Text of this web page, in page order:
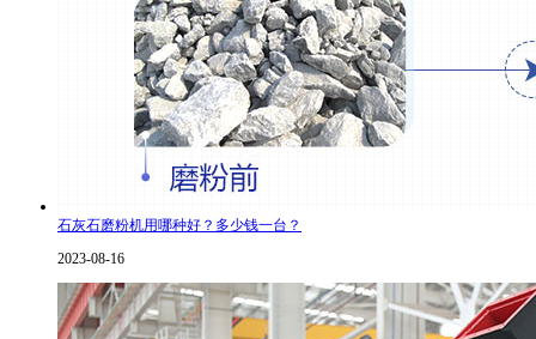
石灰石磨粉机用哪种好？多少钱一台？
2023-08-16